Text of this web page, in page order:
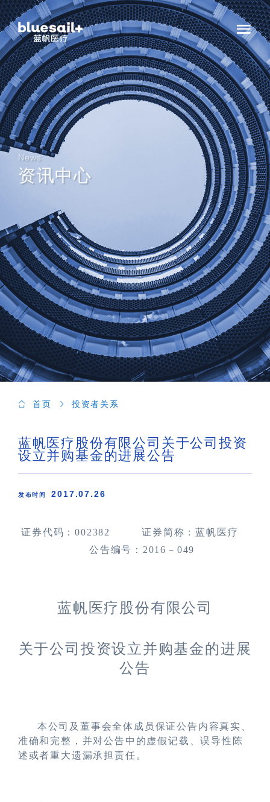
News
资讯中心
首页 投资者关系
蓝帆医疗股份有限公司关于公司投资
设立并购基金的进展公告
发布时间 2017.07.26
证券代码：002382
证券简称：蓝帆医疗
公告编号： 2016 － 049
蓝帆医疗股份有限公司
关于公司投资设立并购基金的进展
公告
本公司及董事会全体成员保证公告内容真实、
准确和完整，并对公告中的虚假记载、误导性陈
述或者重大遗漏承担责任。